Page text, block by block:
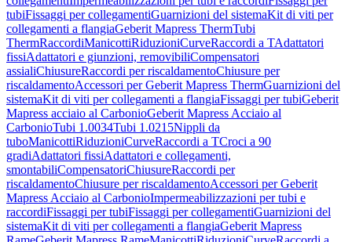
tubiFissaggi per collegamentiGuarnizioni del sistemaKit di viti per
collegamenti a flangiaGeberit Mapress ThermTubi
ThermRaccordiManicottiRiduzioniCurveRaccordi a TAdattatori
fissiAdattatori e giunzioni, removibiliCompensatori
assialiChiusureRaccordi per riscaldamentoChiusure per
riscaldamentoAccessori per Geberit Mapress ThermGuarnizioni del
sistemaKit di viti per collegamenti a flangiaFissaggi per tubiGeberit
Mapress acciaio al CarbonioGeberit Mapress Acciaio al
CarbonioTubi 1.0034Tubi 1.0215Nippli da
tuboManicottiRiduzioniCurveRaccordi a TCroci a 90
gradiAdattatori fissiAdattatori e collegamenti,
smontabiliCompensatoriChiusureRaccordi per
riscaldamentoChiusure per riscaldamentoAccessori per Geberit
Mapress Acciaio al CarbonioImpermeabilizzazioni per tubi e
raccordiFissaggi per tubiFissaggi per collegamentiGuarnizioni del
sistemaKit di viti per collegamenti a flangiaGeberit Mapress